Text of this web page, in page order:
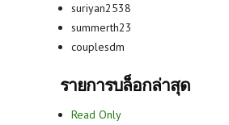
suriyan2538
summerth23
couplesdm
รายการบล็อกล่าสุด
Read Only